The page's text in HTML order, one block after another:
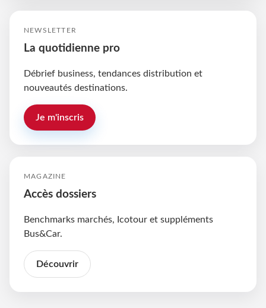
NEWSLETTER
La quotidienne pro
Débrief business, tendances distribution et
nouveautés destinations.
Je m'inscris
MAGAZINE
Accès dossiers
Benchmarks marchés, Icotour et suppléments
Bus&Car.
Découvrir